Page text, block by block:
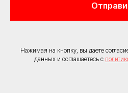
Нажимая на кнопку, вы даете
данных и соглашаетесь c